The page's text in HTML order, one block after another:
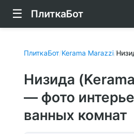
☰ ПлиткаБот
ПлиткаБот/Kerama Marazzi/
Низида
— фото
ванных комнат